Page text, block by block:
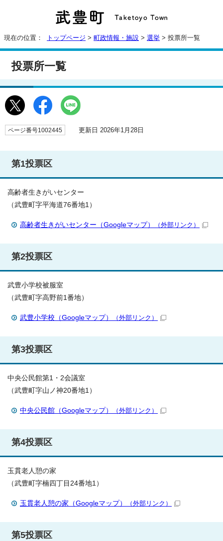
現在の位置： トップページ > 町政情報・施設 > 選挙 > 投票所一覧
投票所一覧
ページ番号1002445 更新日 2026年1月28日
第1投票区
高齢者生きがいセンター
（武豊町字平海道76番地1）
高齢者生きがいセンター（Googleマップ） （外部リンク）
第2投票区
武豊小学校被服室
（武豊町字高野前1番地）
武豊小学校（Googleマップ） （外部リンク）
第3投票区
中央公民館第1・2会議室
（武豊町字山ノ神20番地1）
中央公民館（Googleマップ） （外部リンク）
第4投票区
玉貫老人憩の家
（武豊町字楠四丁目24番地1）
玉貫老人憩の家（Googleマップ） （外部リンク）
第5投票区